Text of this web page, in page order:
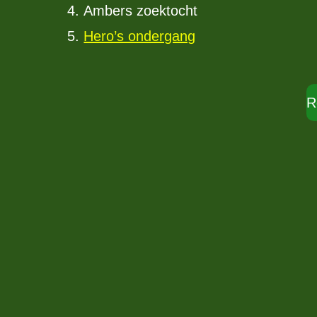
Ambers zoektocht
Hero’s ondergang